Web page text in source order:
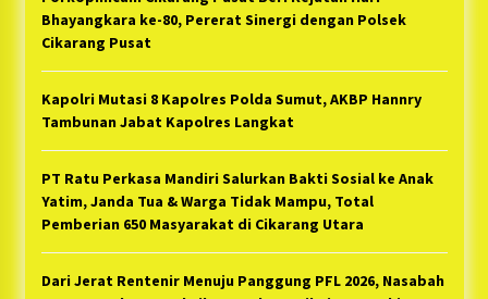
Bhayangkara ke-80, Pererat Sinergi dengan Polsek
Cikarang Pusat
Kapolri Mutasi 8 Kapolres Polda Sumut, AKBP Hannry
Tambunan Jabat Kapolres Langkat
PT Ratu Perkasa Mandiri Salurkan Bakti Sosial ke Anak
Yatim, Janda Tua & Warga Tidak Mampu, Total
Pemberian 650 Masyarakat di Cikarang Utara
Dari Jerat Rentenir Menuju Panggung PFL 2026, Nasabah